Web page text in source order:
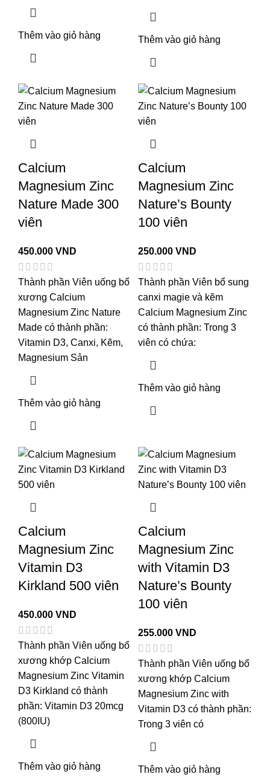
Thêm vào giỏ hàng Thêm vào giỏ hàng
Calcium
Magnesium Zinc
Nature Made 300
viên
450.000 VND
Thành phần Viên uống bổ
xương Calcium
Magnesium Zinc Nature
Made có thành phần:
Vitamin D3, Canxi, Kẽm,
Magnesium Sản
Thêm vào giỏ hàng
Calcium
Magnesium Zinc
Nature’s Bounty
100 viên
250.000 VND
Thành phần Viên bổ sung
canxi magie và kẽm
Calcium Magnesium Zinc
có thành phần: Trong 3
viên có chứa:
Thêm vào giỏ hàng
Calcium
Magnesium Zinc
Vitamin D3
Kirkland 500 viên
450.000 VND
Thành phần Viên uống bổ
xương khớp Calcium
Magnesium Zinc Vitamin
D3 Kirkland có thành
phần: Vitamin D3 20mcg
(800IU)
Thêm vào giỏ hàng
Calcium
Magnesium Zinc
with Vitamin D3
Nature’s Bounty
100 viên
255.000 VND
Thành phần Viên uống bổ
xương khớp Calcium
Magnesium Zinc with
Vitamin D3 có thành phần:
Trong 3 viên có
Thêm vào giỏ hàng